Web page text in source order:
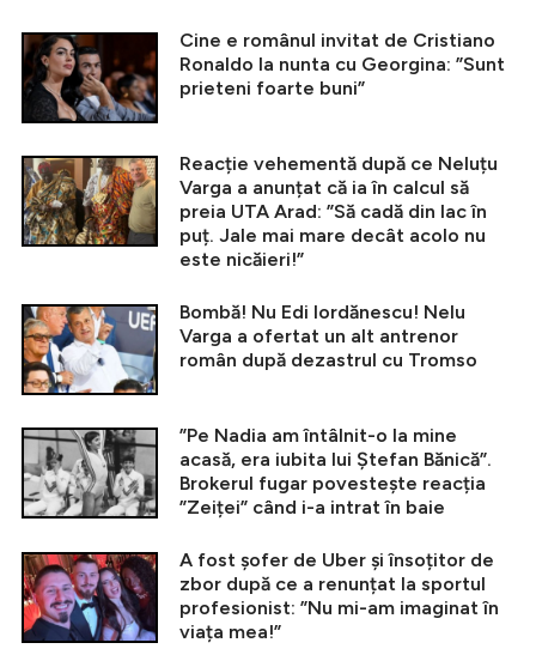
Cine e românul invitat de Cristiano
Ronaldo la nunta cu Georgina: ”Sunt
prieteni foarte buni”
Reacție vehementă după ce Neluțu
Varga a anunțat că ia în calcul să
preia UTA Arad: ”Să cadă din lac în
puț. Jale mai mare decât acolo nu
este nicăieri!”
Bombă! Nu Edi Iordănescu! Nelu
Varga a ofertat un alt antrenor
român după dezastrul cu Tromso
”Pe Nadia am întâlnit-o la mine
acasă, era iubita lui Ștefan Bănică”.
Brokerul fugar povestește reacția
”Zeiței” când i-a intrat în baie
A fost șofer de Uber și însoțitor de
zbor după ce a renunțat la sportul
profesionist: ”Nu mi-am imaginat în
viața mea!”